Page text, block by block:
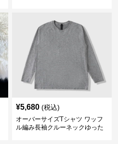
¥5,680 (税込)
オーバーサイズTシャツ ワッフ
ル編み長袖クルーネックゆった